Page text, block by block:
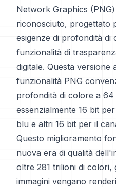
Network Graphics
riconosciuto, progettato
esigenze di profondità di
funzionalità di
digitale. Questa versione
funzionalità PNG
profondità di colore a
essenzialmente 16 bit
blu e altri 16 bit per il
Questo miglioramento
nuova era di qualità
oltre 281 trilioni di colori,
immagini vengano